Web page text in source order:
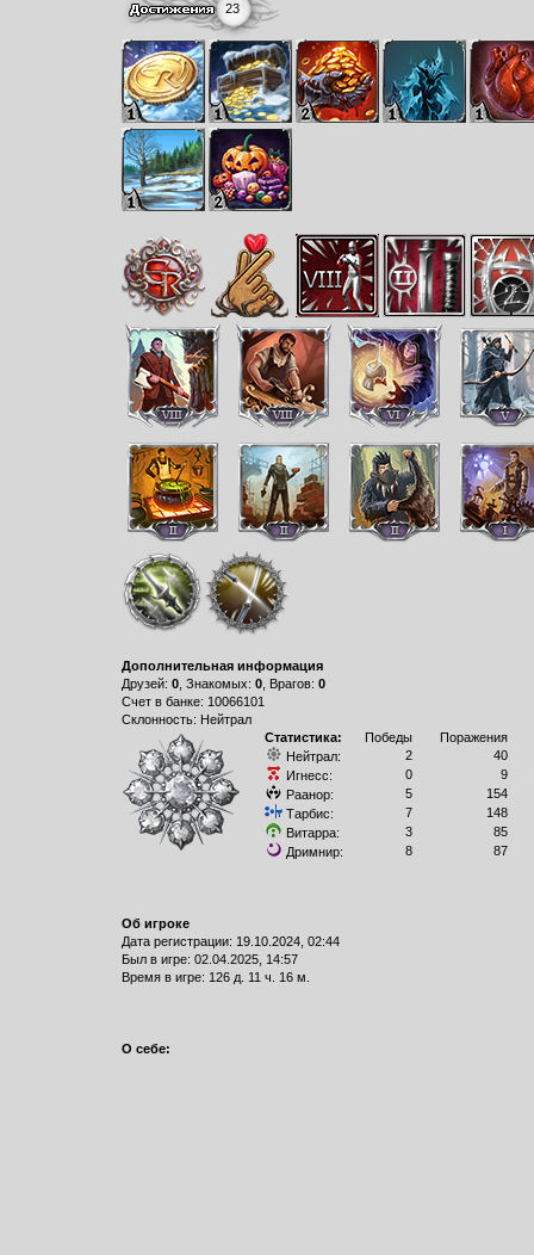
23
Дополнительная информация
Друзей: 0, Знакомых: 0, Врагов: 0
Счет в банке: 10066101
Склонность: Нейтрал
Статистика:
Победы
Поражения
Нейтрал:
2
40
Игнесс:
0
9
Раанор:
5
154
Тарбис:
7
148
Витарра:
3
85
Дримнир:
8 87
Об игроке
Дата регистрации: 19.10.2024, 02:44
Был в игре: 02.04.2025, 14:57
Время в игре: 126 д. 11 ч. 16 м.
О себе: